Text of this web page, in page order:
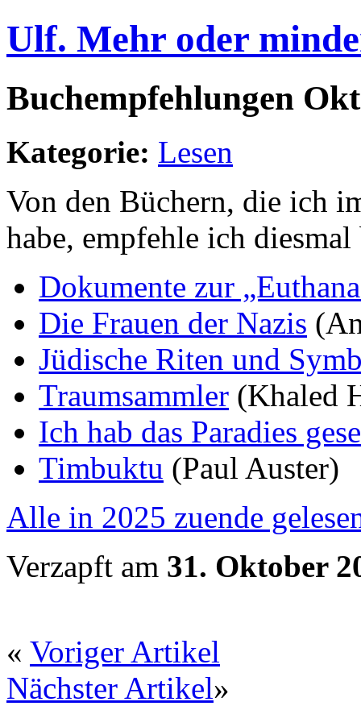
Ulf. Mehr oder
Buchempfehlungen
Kategorie: Lesen
Von den Büchern, die ich
habe, empfehle ich diesmal
Dokumente zur
Die Frauen der Nazis
Jüdische Riten und
Traumsammler (Khaled
Ich hab das Paradies
Timbuktu (Paul Auster)
Alle in 2025 zuende
Verzapft am 31. Oktober
« Voriger Artikel
Nächster Artikel»